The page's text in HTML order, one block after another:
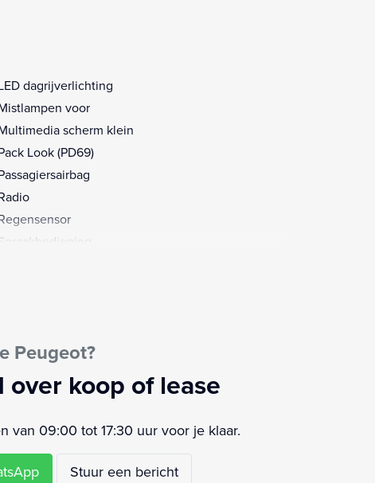
dagrijverlichting
voor
scherm klein
Look (PD69)
voorbereiding
Zijwandbekleding laadruimte
Peugeot?
koop of lease
van 09:00 tot 17:30 uur voor je klaar.
Stuur een bericht